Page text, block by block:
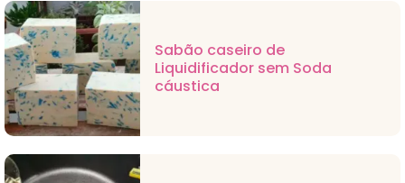
Sabão caseiro de
Liquidificador sem Soda
cáustica